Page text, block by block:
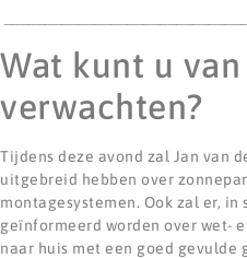
Wat kunt u van
verwachten?
Tijdens deze avond zal Jan van
uitgebreid hebben over
montagesystemen. Ook zal er,
geïnformeerd worden over wet-
naar huis met een goed gevulde